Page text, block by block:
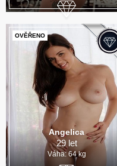
OVĚŘENO
Angelica
29 let
Váha: 64 kg